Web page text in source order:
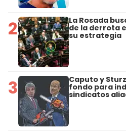
2 La Rosada
de la derrota
su estrategia
3 Caputo y
fondo para
sindicatos